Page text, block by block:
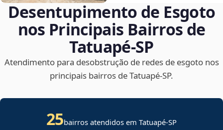
Desentupimento de Esgoto
nos Principais Bairros de
Tatuapé‑SP
Atendimento para desobstrução de redes de esgoto nos
principais bairros de Tatuapé‑SP.
25bairros atendidos em Tatuapé-SP